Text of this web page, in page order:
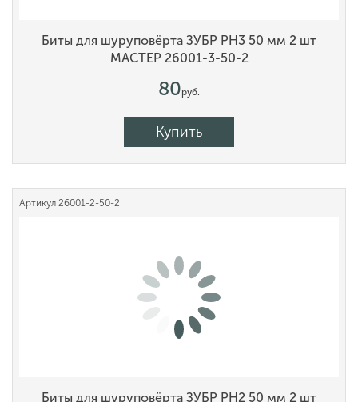
Биты для шуруповёрта ЗУБР PH3 50 мм 2 шт
МАСТЕР 26001-3-50-2
80руб.
Купить
Артикул 26001-2-50-2
Биты для шуруповёрта ЗУБР PH2 50 мм 2 шт